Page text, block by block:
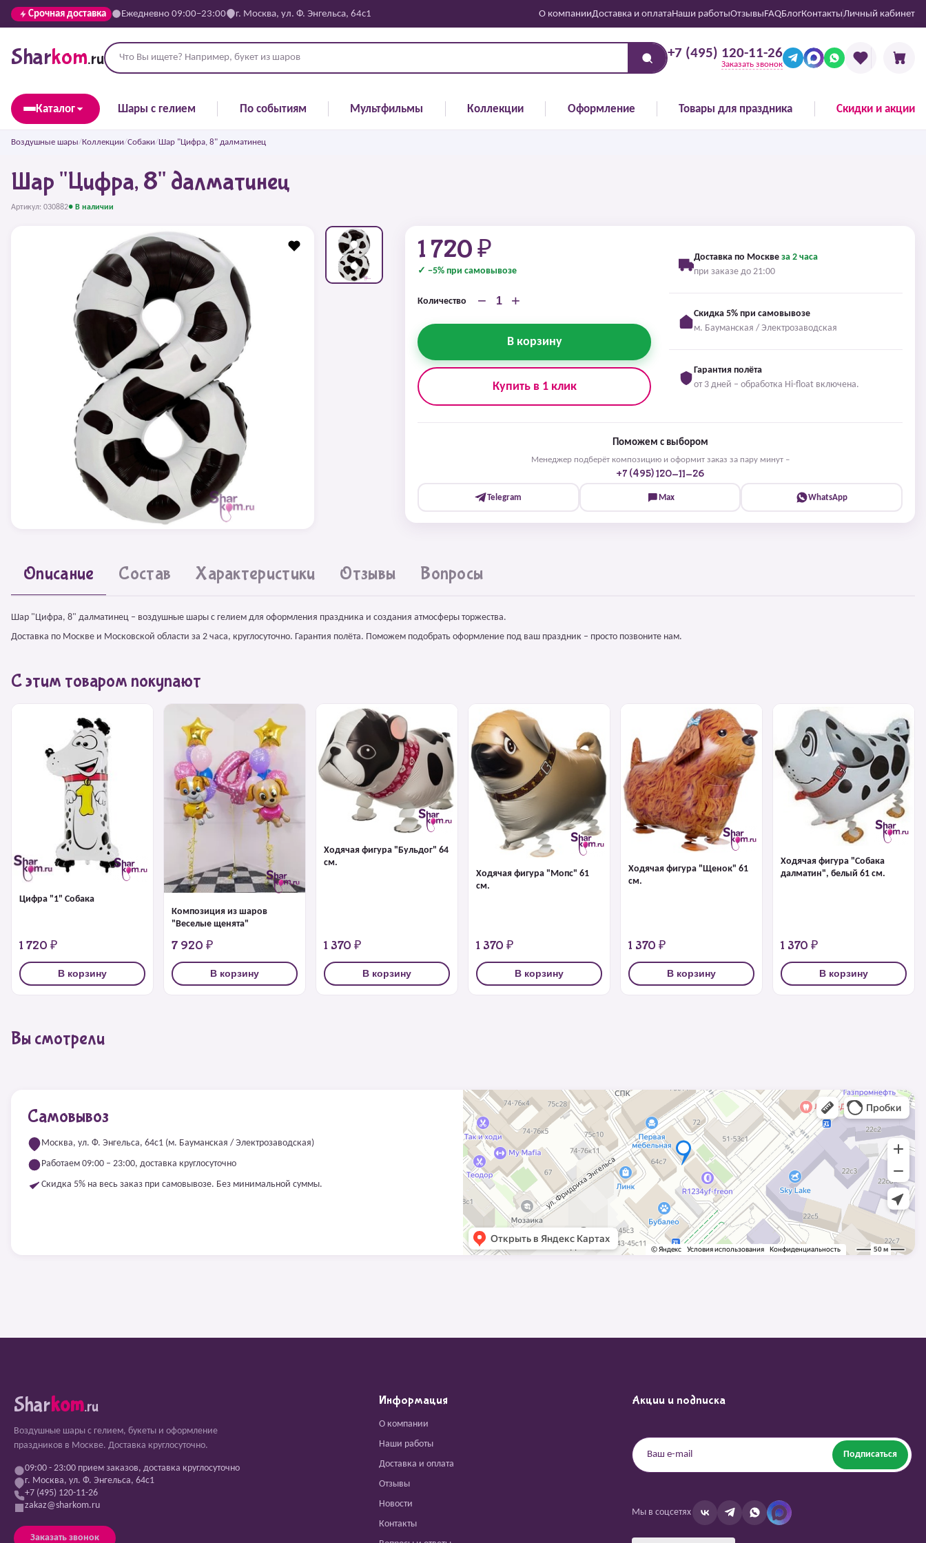
Срочная доставка Ежедневно 09:00–23:00 г. Москва, ул. Ф. Энгельса, 64с1 О компанииДоставка и оплатаНаши работыОтзывыFAQБлогКонтактыЛичный кабинет
Sharkom.ru +7 (495) 120-11-26
Заказать звонок
Каталог Шары с гелием По событиям Мультфильмы Коллекции Оформление Товары для праздника Скидки и акции
Воздушные шары/Коллекции/Собаки/Шар "Цифра, 8" далматинец
Шар "Цифра, 8" далматинец
Артикул: 030882● В наличии
1 720 ₽
✓ −5% при самовывозе
Количество − +
В корзину
Купить в 1 клик
Доставка по Москве за 2 часа
при заказе до 21:00
Скидка 5% при самовывозе
м. Бауманская / Электрозаводская
Гарантия полёта
от 3 дней – обработка Hi-float включена.
Поможем с выбором
Менеджер подберёт композицию и оформит заказ за пару минут –
+7 (495) 120-11-26
Telegram Max WhatsApp
Описание Состав Характеристики Отзывы Вопросы
Шар "Цифра, 8" далматинец – воздушные шары с гелием для оформления праздника и создания атмосферы торжества.
Доставка по Москве и Московской области за 2 часа, круглосуточно. Гарантия полёта. Поможем подобрать оформление под ваш праздник – просто позвоните нам.
С этим товаром покупают
Цифра "1" Собака
1 720 ₽
В корзину
Композиция из шаров
"Веселые щенята"
7 920 ₽
В корзину
Ходячая фигура "Бульдог" 64
см.
1 370 ₽
В корзину
Ходячая фигура "Мопс" 61
см.
1 370 ₽
В корзину
Ходячая фигура "Щенок" 61
см.
1 370 ₽
В корзину
Ходячая фигура "Собака
далматин", белый 61 см.
1 370 ₽
В корзину
Вы смотрели
Самовывоз
Москва, ул. Ф. Энгельса, 64с1 (м. Бауманская / Электрозаводская)
Работаем 09:00 – 23:00, доставка круглосуточно
Скидка 5% на весь заказ при самовывозе. Без минимальной суммы.
Sharkom.ru
Воздушные шары с гелием, букеты и оформление
праздников в Москве. Доставка круглосуточно.
09:00 - 23:00 прием заказов, доставка круглосуточно
г. Москва, ул. Ф. Энгельса, 64с1
+7 (495) 120-11-26
zakaz@sharkom.ru
Заказать звонок
Информация
О компании
Наши работы
Доставка и оплата
Отзывы
Новости
Контакты
Акции и подписка
Подписаться
Мы в соцсетях